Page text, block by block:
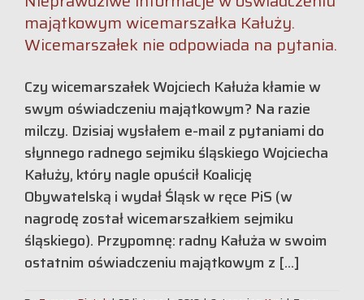
majątkowym wicemarszałka Kałuży.
Wicemarszałek nie odpowiada na pytania.
Czy wicemarszałek Wojciech Kałuża kłamie w
swym oświadczeniu majątkowym? Na razie
milczy. Dzisiaj wysłałem e-mail z pytaniami do
słynnego radnego sejmiku śląskiego Wojciecha
Kałuży, który nagle opuścił Koalicję
Obywatelską i wydał Śląsk w ręce PiS (w
nagrodę został wicemarszałkiem sejmiku
śląskiego). Przypomnę: radny Kałuża w swoim
ostatnim oświadczeniu majątkowym z [...]